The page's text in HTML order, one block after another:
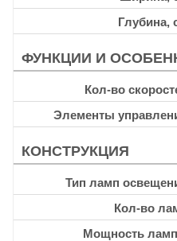
Глубина,
ФУНКЦИИ И
Кол-во
Элементы
КОНСТРУКЦИЯ
Тип ламп
Кол-во
Мощность